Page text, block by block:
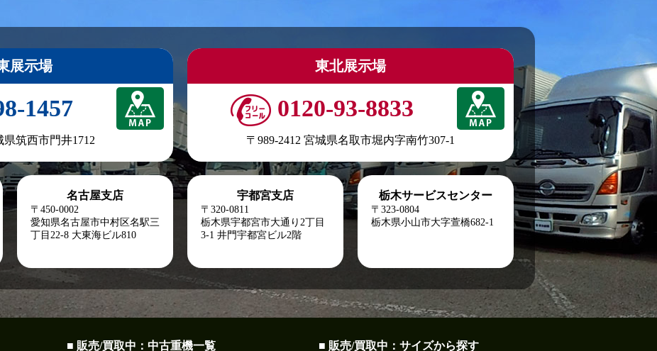
展示場
1457
県筑西市門井1712
東北展示場
0120-93-8833
〒989-2412 宮城県名取市堀内字南竹307-1
名古屋支店
〒450-0002
愛知県名古屋市中村区名駅三
丁目22-8 大東海ビル810
宇都宮支店
〒320-0811
栃木県宇都宮市大通り2丁目
3-1 井門宇都宮ビル2階
栃木サービスセンター
〒323-0804
栃木県小山市大字萱橋682-1
■ 販売/買取中：中古重機一覧 ■ 販売/買取中：サイズから探す